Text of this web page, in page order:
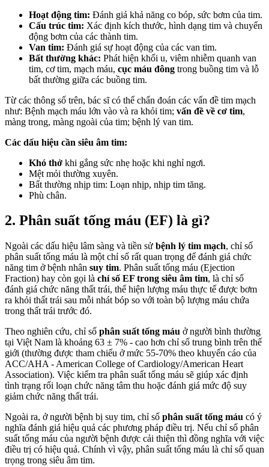
Hoạt động tim: Đánh giá khả năng co bóp, sức bơm của tim.
Cấu trúc tim: Xác định kích thước, hình dạng tim và chuyển
động bơm của các thành tim.
Van tim: Đánh giá sự hoạt động của các van tim.
Bất thường khác: Phát hiện khối u, viêm nhiễm quanh van
tim, cơ tim, mạch máu, cục máu đông trong buồng tim và lỗ
bất thường giữa các buồng tim.
Từ các thông số trên, bác sĩ có thể chẩn đoán các vấn đề tim mạch
như: Bệnh mạch máu lớn vào và ra khỏi tim; vấn đề về cơ tim,
màng trong, màng ngoài của tim; bệnh lý van tim.
Các dấu hiệu cần siêu âm tim:
Khó thở khi gắng sức nhẹ hoặc khi nghỉ ngơi.
Mệt mỏi thường xuyên.
Bất thường nhịp tim: Loạn nhịp, nhịp tim tăng.
Phù chân.
2. Phân suất tống máu (EF) là gì?
Ngoài các dấu hiệu lâm sàng và tiền sử bệnh lý tim mạch, chỉ số
phân suất tống máu là một chỉ số rất quan trọng để đánh giá chức
năng tim ở bệnh nhân suy tim. Phân suất tống máu (Ejection
Fraction) hay còn gọi là chỉ số EF trong siêu âm tim, là chỉ số
đánh giá chức năng thất trái, thể hiện lượng máu thực tế được bơm
ra khỏi thất trái sau mỗi nhát bóp so với toàn bộ lượng máu chứa
trong thất trái trước đó.
Theo nghiên cứu, chỉ số phân suất tống máu ở người bình thường
tại Việt Nam là khoảng 63 ± 7% - cao hơn chỉ số trung bình trên thế
giới (thường được tham chiếu ở mức 55-70% theo khuyến cáo của
ACC/AHA - American College of Cardiology/American Heart
Association). Việc kiểm tra phân suất tống máu sẽ giúp xác định
tình trạng rối loạn chức năng tâm thu hoặc đánh giá mức độ suy
giảm chức năng thất trái.
Ngoài ra, ở người bệnh bị suy tim, chỉ số phân suất tống máu có ý
nghĩa đánh giá hiệu quả các phương pháp điều trị. Nếu chỉ số phân
suất tống máu của người bệnh được cải thiện thì đồng nghĩa với việc
điều trị có hiệu quả. Chính vì vậy, phân suất tống máu là chỉ số quan
trọng trong siêu âm tim.